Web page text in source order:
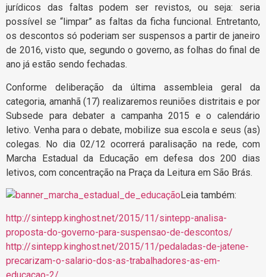
jurídicos das faltas podem ser revistos, ou seja: seria
possível se “limpar” as faltas da ficha funcional. Entretanto,
os descontos só poderiam ser suspensos a partir de janeiro
de 2016, visto que, segundo o governo, as folhas do final de
ano já estão sendo fechadas.
Conforme deliberação da última assembleia geral da
categoria, amanhã (17) realizaremos reuniões distritais e por
Subsede para debater a campanha 2015 e o calendário
letivo. Venha para o debate, mobilize sua escola e seus (as)
colegas. No dia 02/12 ocorrerá paralisação na rede, com
Marcha Estadual da Educação em defesa dos 200 dias
letivos, com concentração na Praça da Leitura em São Brás.
Leia também:
http://sintepp.kinghost.net/2015/11/sintepp-analisa-
proposta-do-governo-para-suspensao-de-descontos/
http://sintepp.kinghost.net/2015/11/pedaladas-de-jatene-
precarizam-o-salario-dos-as-trabalhadores-as-em-
educacao-2/